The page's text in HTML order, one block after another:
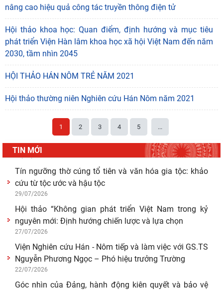
nâng cao hiệu quả công tác truyền thông điện tử
Hội thảo khoa học: Quan điểm, định hướng và mục tiêu
phát triển Viện Hàn lâm khoa học xã hội Việt Nam đến năm
2030, tầm nhìn 2045
HỘI THẢO HÁN NÔM TRẺ NĂM 2021
Hội thảo thường niên Nghiên cứu Hán Nôm năm 2021
1 2 3 4 5 ...
TIN MỚI
Hoạt động khoa học của Trung tâm Văn hiến học cổ
điển - Viện Nghiên cứu Hán - Nôm tại tỉnh Lạng Sơn
04/08/2026
Lớp bồi dưỡng Hán Nôm cơ bản cho viên chức Viện
Hàn lâm Khoa học xã hội Việt Nam hoàn thành
chương
03/08/2026
Giá trị truyền thống trong xây dựng và hoàn thiện hệ
thống thực thi quyền hành pháp ở Việt Nam hiện
Giá trị truyền thống trong xây dựng và hoàn thiện hệ
thống thực thi quyền hành pháp ở Việt Nam hiện
29/07/2026
Tín ngưỡng thờ cúng tổ tiên và văn hóa gia tộc: khảo
cứu từ tộc ước và hậu tộc
29/07/2026
Hội thảo “Không gian phát triển Việt Nam trong kỷ
nguyên mới: Định hướng chiến lược và lựa chọn
27/07/2026
Viện Nghiên cứu Hán - Nôm tiếp và làm việc với GS.TS
Nguyễn Phương Ngọc – Phó hiệu trưởng Trường
22/07/2026
Góc nhìn của Đảng, hành động kiên quyết và bảo vệ